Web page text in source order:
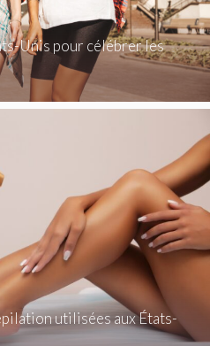
Unis pour célébrer les
utilisées aux États-